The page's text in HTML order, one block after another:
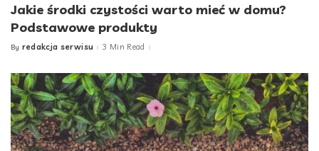
Jakie środki czystości warto mieć w domu?
Podstawowe produkty
Posted
By redakcja serwisu 3 Min Read